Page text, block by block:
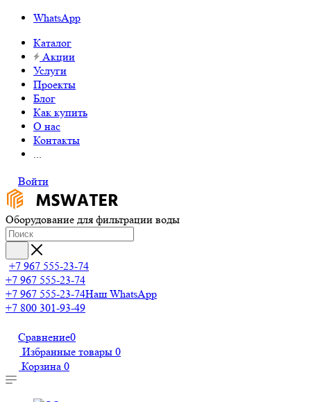
WhatsApp
Каталог
Акции
Услуги
Проекты
Блог
Как купить
О нас
Контакты
...
Войти
Оборудование для фильтрации воды
+7 967 555-23-74
+7 967 555-23-74
+7 967 555-23-74Наш WhatsApp
+7 800 301-93-49
Сравнение0
Избранные товары 0
Корзина 0